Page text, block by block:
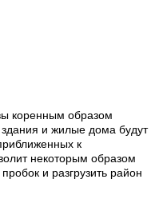
коренным образом
и жилые дома будут
к
некоторым образом
и разгрузить район